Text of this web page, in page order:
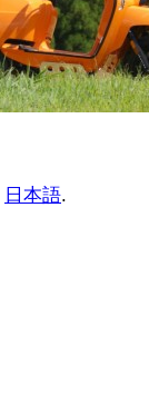
日本語.